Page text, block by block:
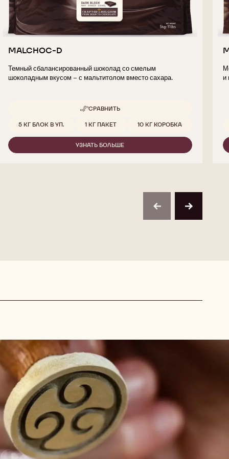
MALCHOC-D
Темный сбалансированный шоколад со смелым
шоколадным вкусом – с мальтитолом вместо сахара.
СРАВНИТЬ
-
D
Доступные размеры
5 КГ БЛОК В УП. 1 КГ ПАКЕТ 10 КГ КОРОБКА
УЗНАТЬ БОЛЬШЕ
-
и
previousnext